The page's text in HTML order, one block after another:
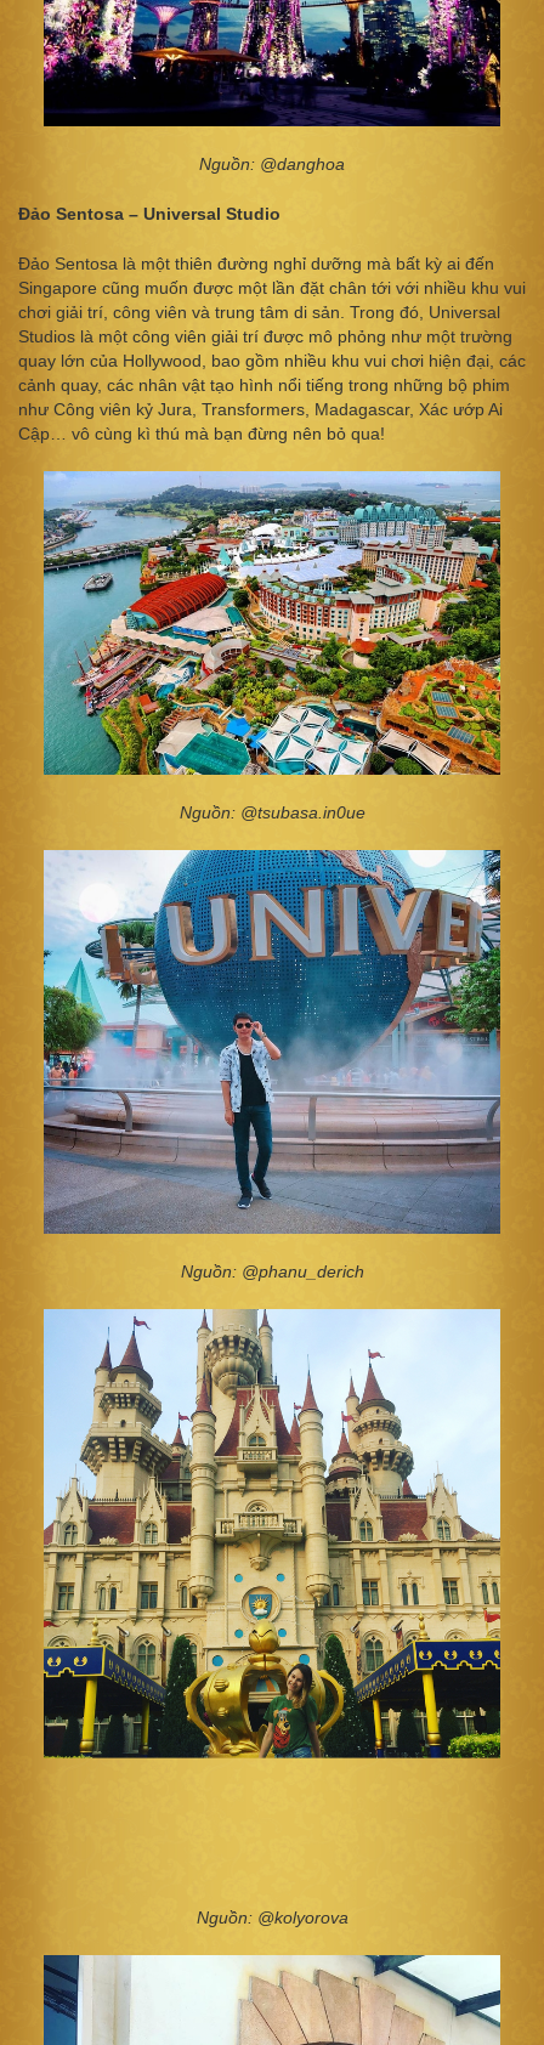
Nguồn: @danghoa
Đảo Sentosa – Universal Studio
Đảo Sentosa là một thiên đường nghỉ dưỡng mà bất kỳ ai đến
Singapore cũng muốn được một lần đặt chân tới với nhiều khu vui
chơi giải trí, công viên và trung tâm di sản. Trong đó, Universal
Studios là một công viên giải trí được mô phỏng như một trường
quay lớn của Hollywood, bao gồm nhiều khu vui chơi hiện đại, các
cảnh quay, các nhân vật tạo hình nổi tiếng trong những bộ phim
như Công viên kỷ Jura, Transformers, Madagascar, Xác ướp Ai
Cập… vô cùng kì thú mà bạn đừng nên bỏ qua!
Nguồn: @tsubasa.in0ue
Nguồn: @phanu_derich
Nguồn: @kolyorova